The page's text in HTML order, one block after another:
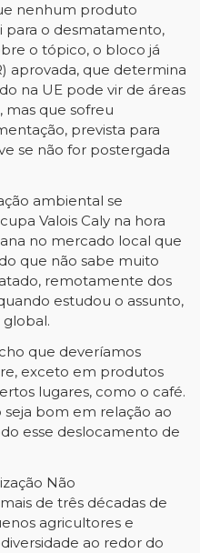
nenhum produto
para o desmatamento,
o tópico, o bloco já
aprovada, que determina
na UE pode vir de áreas
mas que sofreu
prevista para
se não for postergada
ambiental se
Valois Caly na hora
no mercado local que
que não sabe muito
remotamente dos
estudou o assunto,
que deveríamos
exceto em produtos
lugares, como o café.
bom em relação ao
esse deslocamento de
Não
de três décadas de
agricultores e
ao redor do